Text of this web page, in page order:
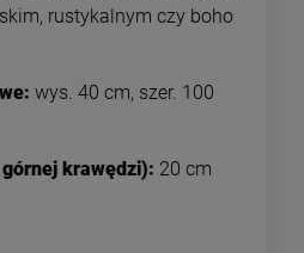
rustykalnym czy boho
wys. 40 cm, szer. 100
krawędzi): 20 cm